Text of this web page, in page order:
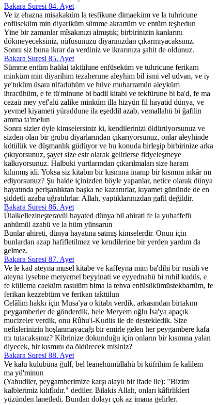
Bakara Suresi 84. Ayet
Ve iz ehazna misakaküm la tesfikune dimaeküm ve la tuhricune
enfüseküm min diyariküm sümme akrartüm ve entüm teşhedun
Yine bir zamanlar mîsakınızı almıştık; birbirinizin kanlarını
dökmeyeceksiniz, nüfusunuzu diyarınızdan çıkarmıyacaksınız.
Sonra siz buna ikrar da verdiniz ve ikrarınıza şahit de oldunuz.
Bakara Suresi 85. Ayet
Sümme entüm haülai taktülune enfüseküm ve tuhricune ferikam
minküm min diyarihim tezaherune aleyhim bil ismi vel udvan, ve iy
ye'tuküm üsara tüfaduhüm ve hüve muharramün aleyküm
ihracühüm, e fe tü'minune bi badil kitabi ve tekfürune bi ba'd, fe ma
cezaü mey yef'alü zalike minküm illa hizyün fil hayatid dünya, ve
yevmel kiyameti yüraddune ila eşeddil azab, vemallahü bi ğafilin
amma ta'melun
Sonra sizler öyle kimselersiniz ki, kendilerinizi öldürüyorsunuz ve
sizden olan bir grubu diyarlarından çıkarıyorsunuz, onlar aleyhinde
kötülük ve düşmanlık güdüyor ve bu konuda birleşip birbirinize arka
çıkıyorsunuz, şayet size esir olarak gelirlerse fidyeleşmeye
kalkıyorsunuz. Halbuki yurtlarından çıkarılmaları size haram
kılınmış idi. Yoksa siz kitabın bir kısmına inanıp bir kısmını inkâr mı
ediyorsunuz? Şu halde içinizden böyle yapanlar, netice olarak dünya
hayatında perişanlıktan başka ne kazanırlar, kıyamet gününde de en
şiddetli azaba uğratılırlar. Allah, yaptıklarınızdan gafil değildir.
Bakara Suresi 86. Ayet
Ülaikellezineşteravül hayated dünya bil ahirati fe la yuhaffefü
anhümül azabü ve la hüm yünsarun
Bunlar ahireti, dünya hayatına satmış kimselerdir. Onun için
bunlardan azap hafifletilmez ve kendilerine bir yerden yardım da
gelmez.
Bakara Suresi 87. Ayet
Ve le kad ateyna musel kitabe ve kaffeyna mim ba'dihi bir rusüli ve
ateyna iysebne meryemel beyyinati ve eyyednahü bi ruhil kudüs, e
fe küllema caeküm rasulüm bima la tehva enfüsükümüstekbartüm, fe
ferikan kezzebtüm ve ferikan taktülun
Celâlim hakkı için Musa'ya o kitabı verdik, arkasından birtakım
peygamberler de gönderdik, hele Meryem oğlu İsa'ya apaçık
mucizeler verdik, onu Rûhu'l-Kudüs ile de destekledik. Size
nefislerinizin hoşlanmayacağı bir emirle gelen her peygambere kafa
mı tutacaksınız? Kibrinize dokunduğu için onların bir kısmına yalan
diyecek, bir kısmını da öldürecek misiniz?
Bakara Suresi 88. Ayet
Ve kalu kulubüna ğulf, bel leanehümüllahü bi küfrihim fe kalilem
ma yü'minun
(Yahudiler, peygamberimize karşı alaylı bir ifade ile): "Bizim
kalblerimiz kılıflıdır." dediler. Bilakis Allah, onları kâfirlikleri
yüzünden lanetledi. Bundan dolayı çok az imana gelirler.